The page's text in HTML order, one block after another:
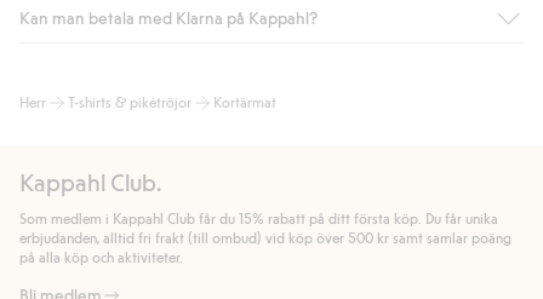
Är du medlem i Kappahl Club har du alltid gratis frakt till butik
automatik efter du loggat in och identifierats som medlem.
handlar för.
Läs mer
Kan man betala med Klarna på Kappahl?
bland annat faktura och swish men även andra betalningssätt.
allmänna villkor.
Läs mer
Herr T-shirts & pikétröjor Kortärmat
Kappahl Club.
Som medlem i Kappahl Club får du 15% rabatt på ditt första köp. Du får unika
erbjudanden, alltid fri frakt (till ombud) vid köp över 500 kr samt samlar poäng
på alla köp och aktiviteter.
Bli medlem